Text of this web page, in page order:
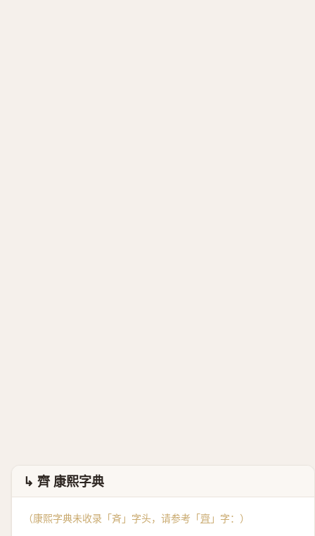
↳ 齊 康熙字典
（康熙字典未收录「斉」字头，请参考「齊 」字：）